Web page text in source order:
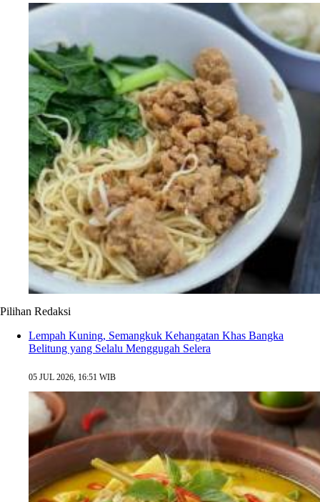
Pilihan Redaksi
Lempah Kuning, Semangkuk Kehangatan Khas Bangka
Belitung yang Selalu Menggugah Selera
05 JUL 2026, 16:51 WIB